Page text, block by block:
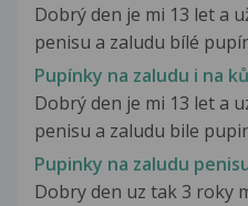
Dobrý den je mi 13 let a
penisu a zaludu bílé
Pupínky na zaludu i na
Dobrý den je mi 13 let a
penisu a zaludu bile
Pupinky na zaludu
Dobry den uz tak 3 roky